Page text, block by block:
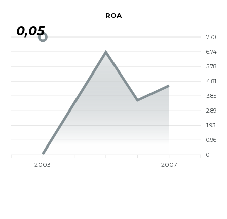
ROA
7.70
6.74
5.78
4.81
3.85
2.89
1.93
0.96
0
2003 2007
0,05